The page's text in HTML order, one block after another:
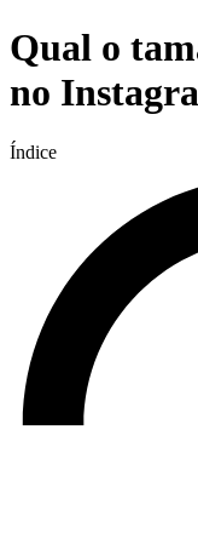
Qual o
no
Índice